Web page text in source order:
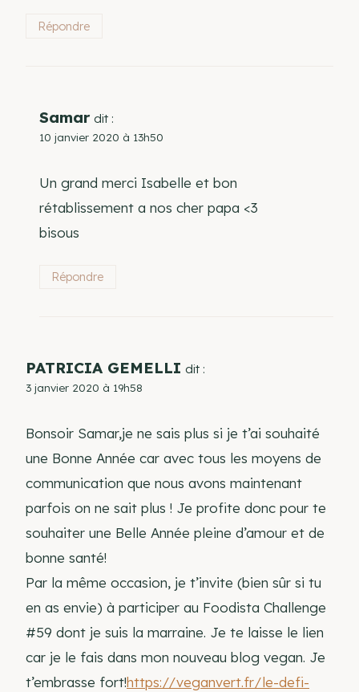
Répondre
Samar dit :
10 janvier 2020 à 13h50
Un grand merci Isabelle et bon
rétablissement a nos cher papa <3
bisous
Répondre
PATRICIA GEMELLI dit :
3 janvier 2020 à 19h58
Bonsoir Samar,je ne sais plus si je t’ai souhaité
une Bonne Année car avec tous les moyens de
communication que nous avons maintenant
parfois on ne sait plus ! Je profite donc pour te
souhaiter une Belle Année pleine d’amour et de
bonne santé!
Par la même occasion, je t’invite (bien sûr si tu
en as envie) à participer au Foodista Challenge
#59 dont je suis la marraine. Je te laisse le lien
car je le fais dans mon nouveau blog vegan. Je
t’embrasse fort!https://veganvert.fr/le-defi-